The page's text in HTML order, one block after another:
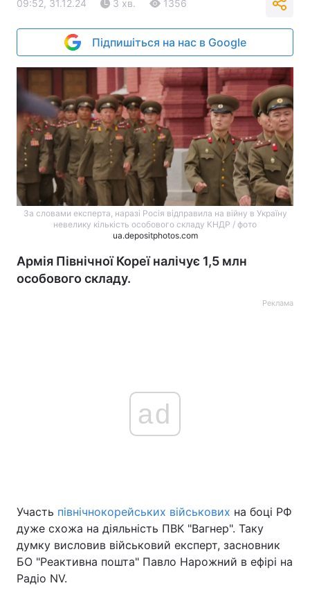
09:52, 31.12.24 3 хв. 1356
Підпишіться на нас в Google
За словами експерта, наразі Росія відправила на війну в Україну
невелику кількість особового складу КНДР / фото
ua.depositphotos.com
Армія Північної Кореї налічує 1,5 млн
особового складу.
Реклама
ad
Участь північнокорейських військових на боці РФ
дуже схожа на діяльність ПВК "Вагнер". Таку
думку висловив військовий експерт, засновник
БО "Реактивна пошта" Павло Нарожний в ефірі на
Радіо NV.